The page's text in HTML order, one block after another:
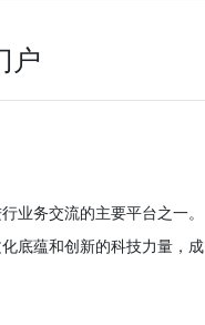
户
业务交流的主要平台之一。
底蕴和创新的科技力量，成